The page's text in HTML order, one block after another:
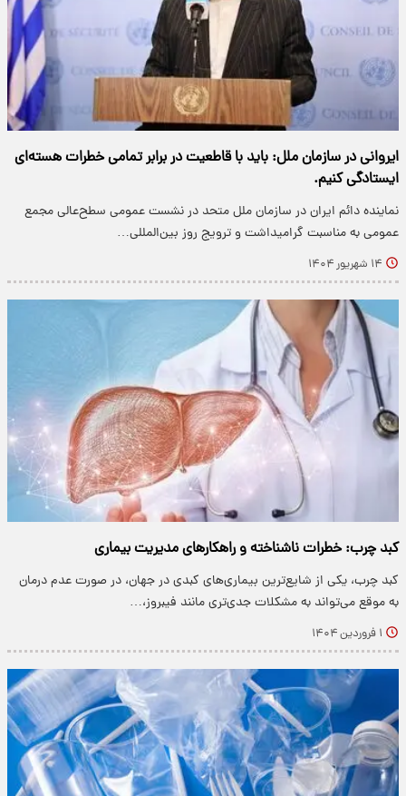
ایروانی در سازمان ملل: باید با قاطعیت در برابر تمامی خطرات هسته‌ای
ایستادگی کنیم.
نماینده دائم ایران در سازمان ملل متحد در نشست عمومی سطح‌عالی مجمع
عمومی به مناسبت گرامیداشت و ترویج روز بین‌المللی…
۱۴ شهریور ۱۴۰۴
کبد چرب: خطرات ناشناخته و راهکارهای مدیریت بیماری
کبد چرب، یکی از شایع‌ترین بیماری‌های کبدی در جهان، در صورت عدم درمان
به موقع می‌تواند به مشکلات جدی‌تری مانند فیبروز،…
۱ فروردین ۱۴۰۴